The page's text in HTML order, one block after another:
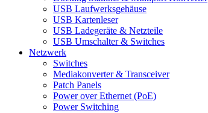
USB Laufwerksgehäuse
USB Kartenleser
USB Ladegeräte & Netzteile
USB Umschalter & Switches
Netzwerk
Switches
Mediakonverter & Transceiver
Patch Panels
Power over Ethernet (PoE)
Power Switching